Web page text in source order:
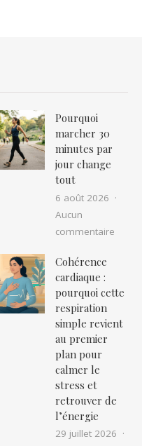
organiser un road trip
Pourquoi
marcher 30
minutes par
jour change
tout
6 août 2026
Aucun
commentaire
guide complet de
Cohérence
cardiaque :
pourquoi cette
respiration
simple revient
au premier
plan pour
calmer le
stress et
retrouver de
l’énergie
29 juillet 2026